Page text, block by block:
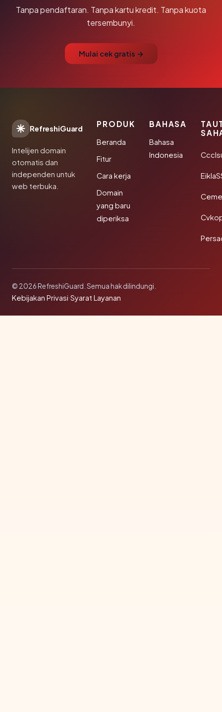
Tanpa pendaftaran. Tanpa kartu kredit. Tanpa kuota
tersembunyi.
Mulai cek gratis →
RefreshiGuard
Intelijen domain
otomatis dan
independen untuk
web terbuka.
PRODUK
Beranda
Fitur
Cara kerja
Domain
yang baru
diperiksa
BAHASA
Bahasa
Indonesia
© 2026 RefreshiGuard. Semua hak dilindungi.
Kebijakan Privasi·Syarat Layanan